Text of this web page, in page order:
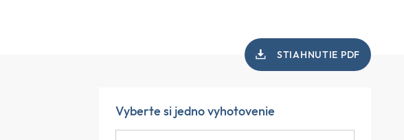
STIAHNUTIE PDF
Vyberte si jedno vyhotovenie